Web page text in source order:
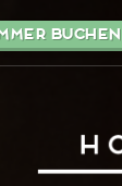
buchen